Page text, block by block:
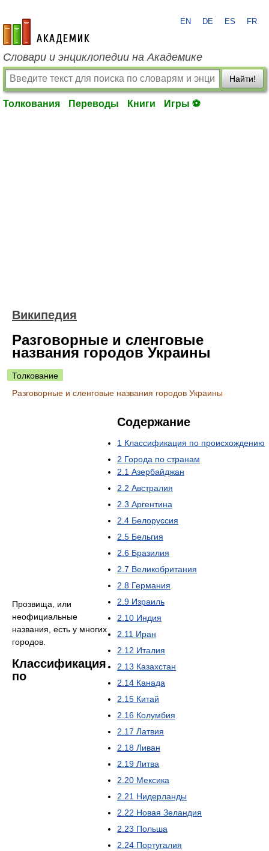
academic.ru
EN DE ES FR
Словари и энциклопедии на Академике
Найти!
Толкования Переводы Книги Игры ⚽
Википедия
Разговорные и сленговые
названия городов Украины
Толкование
Разговорные и сленговые названия городов Украины
Содержание
1 Классификация по происхождению
2 Города по странам
2.1 Азербайджан
2.2 Австралия
2.3 Аргентина
2.4 Белоруссия
2.5 Бельгия
2.6 Бразилия
2.7 Великобритания
2.8 Германия
2.9 Израиль
2.10 Индия
2.11 Иран
2.12 Италия
2.13 Казахстан
2.14 Канада
2.15 Китай
2.16 Колумбия
2.17 Латвия
2.18 Ливан
2.19 Литва
2.20 Мексика
2.21 Нидерланды
2.22 Новая Зеландия
2.23 Польша
2.24 Португалия
Прозвища, или
неофициальные
названия, есть у многих
городов.
Классификация
по